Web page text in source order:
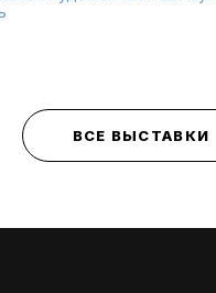
ВСЕ ВЫСТАВКИ